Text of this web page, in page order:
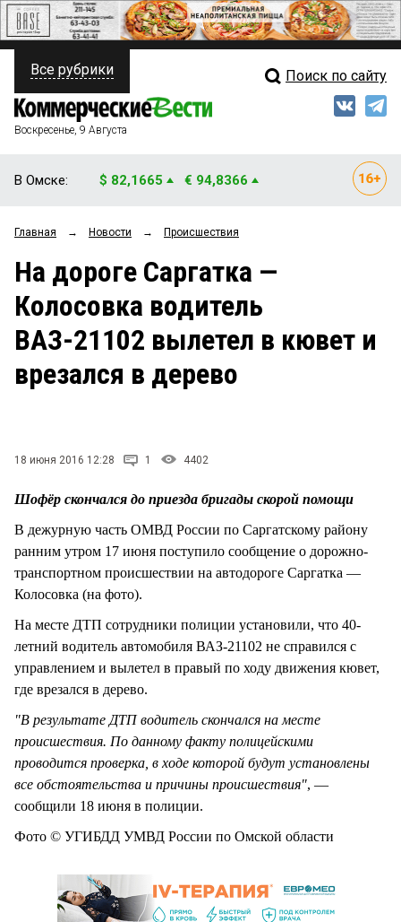
ПОЛИТИКА
ФИНАНСЫ
ОБЩЕСТВО
ЗАКОН
НОВОСТИ КОМПАНИЙ
Свежий выпуск
Мнения
Рейтинги
Блоги
Архив
Все рубрики Поиск по сайту
Воскресенье, 9 Августа
В Омске: $ 82,1665 € 94,8366
Главная → Новости → Происшествия
На дороге Саргатка —
Колосовка водитель
ВАЗ-21102 вылетел в кювет и
врезался в дерево
18 июня 2016 12:28 1 4402
Шофёр скончался до приезда бригады скорой помощи
В дежурную часть ОМВД России по Саргатскому району
ранним утром 17 июня поступило сообщение о дорожно-
транспортном происшествии на автодороге Саргатка —
Колосовка (на фото).
На месте ДТП сотрудники полиции установили, что 40-
летний водитель автомобиля ВАЗ-21102 не справился с
управлением и вылетел в правый по ходу движения кювет,
где врезался в дерево.
"В результате ДТП водитель скончался на месте
происшествия. По данному факту полицейскими
проводится проверка, в ходе которой будут установлены
все обстоятельства и причины происшествия", —
сообщили 18 июня в полиции.
Фото © УГИБДД УМВД России по Омской области